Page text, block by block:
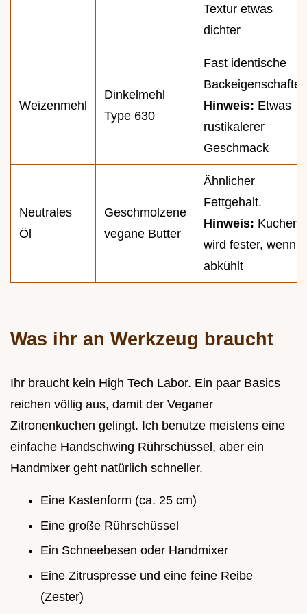
Textur etwas
dichter
Weizenmehl
Dinkelmehl
Type 630
Fast identische
Hinweis: Etwas
rustikalerer
Geschmack
Neutrales
Öl
Geschmolzene
vegane Butter
Ähnlicher
Fettgehalt.
Hinweis: Kuchen
wird fester, wenn
abkühlt
Was ihr an Werkzeug braucht
Ihr braucht kein High Tech Labor. Ein paar Basics
reichen völlig aus, damit der Veganer
Zitronenkuchen gelingt. Ich benutze meistens eine
einfache Handschwing Rührschüssel, aber ein
Handmixer geht natürlich schneller.
Eine Kastenform (ca. 25 cm)
Eine große Rührschüssel
Ein Schneebesen oder Handmixer
Eine Zitruspresse und eine feine Reibe
(Zester)